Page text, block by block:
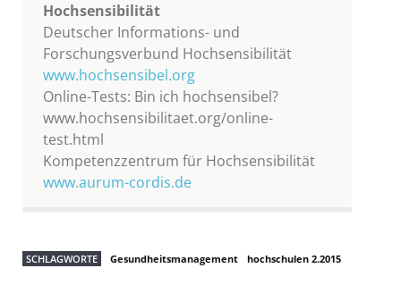
Hochsensibilität
Deutscher Informations- und
Forschungsverbund Hochsensibilität
www.hochsensibel.org
Online-Tests: Bin ich hochsensibel?
www.hochsensibilitaet.org/online-
test.html
Kompetenzzentrum für Hochsensibilität
www.aurum-cordis.de
SCHLAGWORTE Gesundheitsmanagement hochschulen 2.2015